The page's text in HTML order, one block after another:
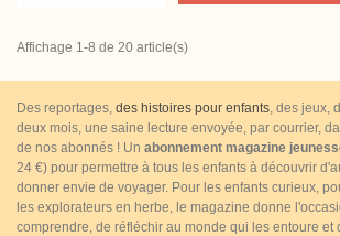
Affichage 1-8 de 20 article(s)
Des reportages, des histoires pour enfants , des jeux,
deux mois, une saine lecture envoyée, par courrier,
de nos abonnés ! Un abonnement magazine
24 €) pour permettre à tous les enfants à découvrir
donner envie de voyager. Pour les enfants curieux,
les explorateurs en herbe, le magazine donne
comprendre, de réfléchir au monde qui les entoure et